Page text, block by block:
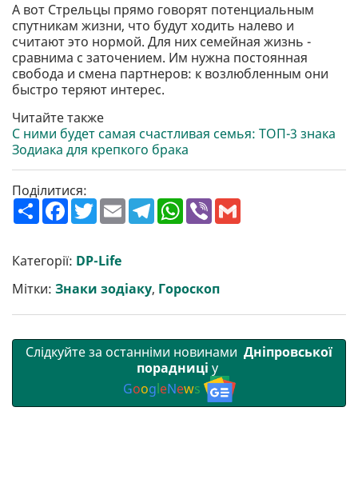
А вот Стрельцы прямо говорят потенциальным
спутникам жизни, что будут ходить налево и
считают это нормой. Для них семейная жизнь -
сравнима с заточением. Им нужна постоянная
свобода и смена партнеров: к возлюбленным они
быстро теряют интерес.
Читайте также
С ними будет самая счастливая семья: ТОП-3 знака
Зодиака для крепкого брака
Поділитися:
П
о
ш
р
и
и
F
a
c
b
o
k
T
w
t
e
E
m
a
T
e
a
m
W
h
a
p
V
b
Категорії: DP-Life
Мітки: Знаки зодіаку, Гороскоп
Слідкуйте за останніми новинами Дніпровської
порадниці у
GoogleNews